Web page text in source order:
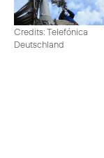
Credits: Telefónica
Deutschland